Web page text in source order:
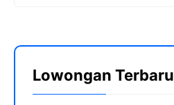
Lowongan Terbaru